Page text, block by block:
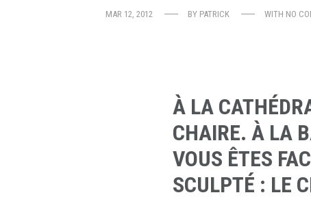
MAR 12, 2012 BY PATRICK WITH NO
À LA
CHAIRE. À LA
VOUS ÊTES
SCULPTÉ : LE